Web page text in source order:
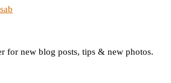
for new blog posts, tips & new photos.